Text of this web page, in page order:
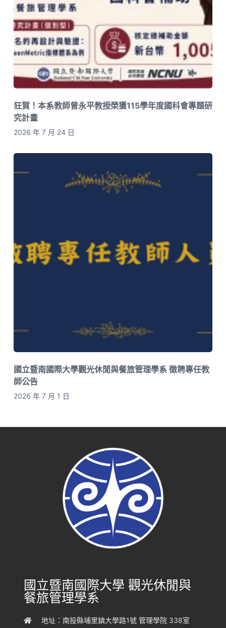
狂賀！本系教師曾永平教授榮獲115學年度國科會專題研
究計畫
2026 年 7 月 24 日
國立暨南國際大學觀光休閒與餐旅管理學系 徵聘專任教
師公告
2026 年 7 月 1 日
國立暨南國際大學 觀光休閒與
餐旅管理學系
地址：南投縣埔里鎮大學路1號 管理學院 338室